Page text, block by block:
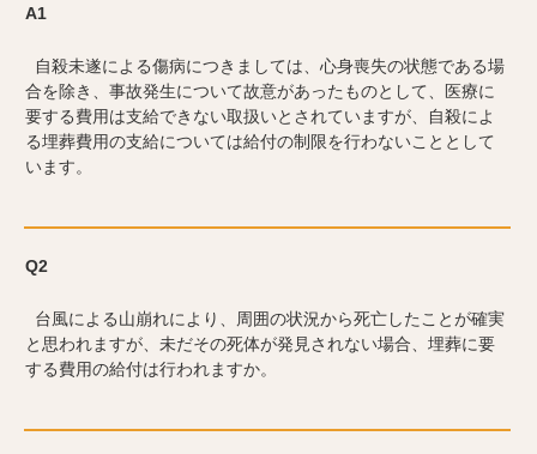
A1
自殺未遂による傷病につきましては、心身喪失の状態である場
合を除き、事故発生について故意があったものとして、医療に
要する費用は支給できない取扱いとされていますが、自殺によ
る埋葬費用の支給については給付の制限を行わないこととして
います。
Q2
台風による山崩れにより、周囲の状況から死亡したことが確実
と思われますが、未だその死体が発見されない場合、埋葬に要
する費用の給付は行われますか。